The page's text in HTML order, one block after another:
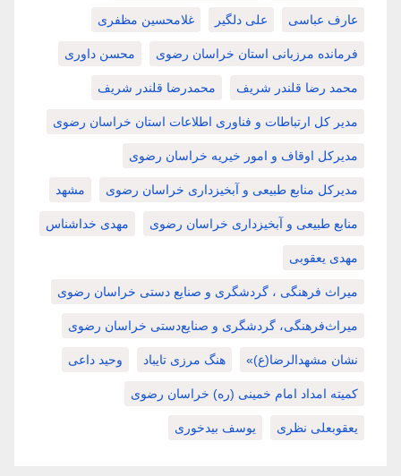
عارف عباسی علی دلگیر غلامحسین مظفری
فرمانده مرزبانی استان خراسان رضوی محسن داوری
محمد رضا قلندر شریف محمدرضا قلندر شریف
مدیر کل ارتباطات و فناوری اطلاعات استان خراسان رضوی
مدیرکل اوقاف و امور خیریه خراسان رضوی
مدیرکل منابع طبیعی و آبخیزداری خراسان رضوی مشهد
منابع طبیعی و آبخیزداری خراسان رضوی مهدی خداشناس
مهدی یعقوبی
میراث فرهنگی ، گردشگری و صنایع دستی خراسان رضوی
میراث‌فرهنگی، گردشگری و صنایع‌دستی خراسان رضوی
نشان مشهدالرضا(ع)» هنگ مرزی تایباد وحید داعی
کمیته امداد امام خمینی (ره) خراسان رضوی
یعقوبعلی نظری یوسف بیدخوری